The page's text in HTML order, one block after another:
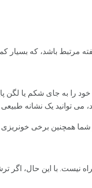
را به جای شکم یا لگن
می توانید یک نشانه
همچنین برخی خونریزی
نیست. با این حال،